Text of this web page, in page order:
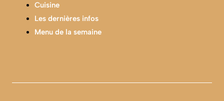
Cuisine
Les dernières infos
Menu de la semaine